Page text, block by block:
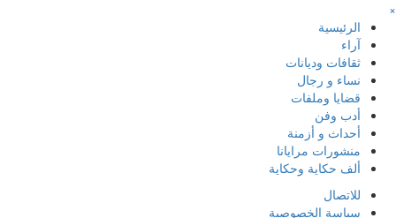
×
الرئيسية
آراء
ثقافات وديانات
نساء و رجال
قضايا وملفات
أدب وفن
أحداث و أزمنة
منشورات مرايانا
ألف حكاية وحكاية
للاتصال
سياسة الخصوصية